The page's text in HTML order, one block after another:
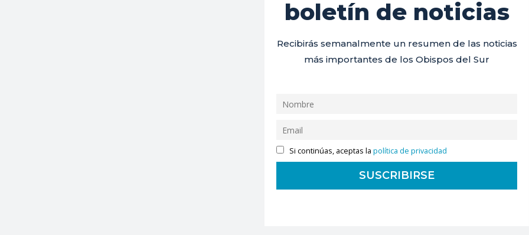
boletín de noticias
Recibirás semanalmente un resumen de las noticias
más importantes de los Obispos del Sur
Si continúas, aceptas lapolítica de privacidad